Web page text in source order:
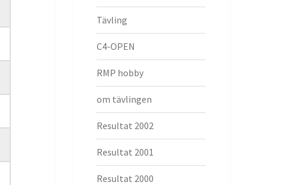
Tävling
C4-OPEN
RMP hobby
om tävlingen
Resultat 2002
Resultat 2001
Resultat 2000